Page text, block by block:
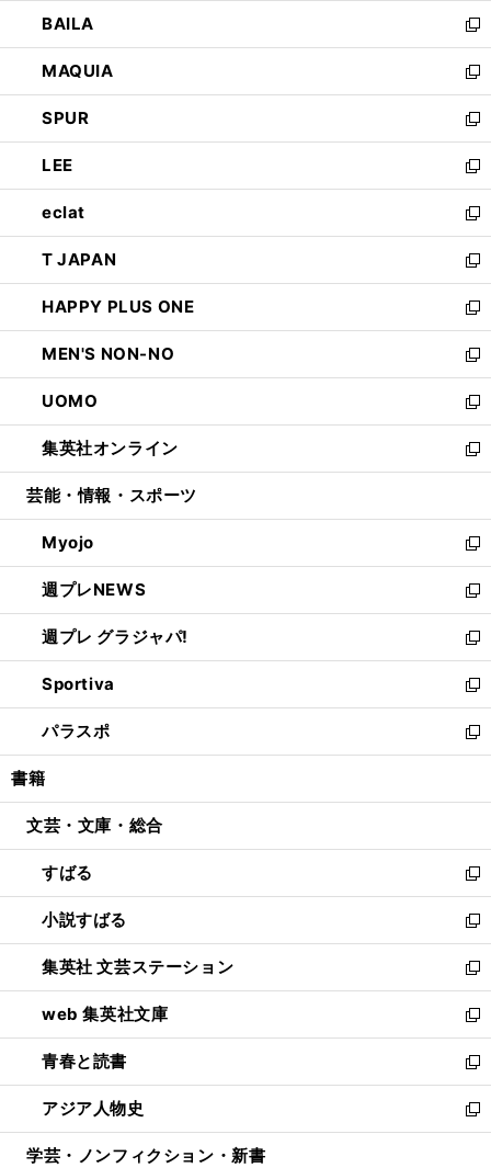
く
ィ
ン
ド
ウ
で
開
く
し
い
ウ
ィ
ン
ド
ウ
で
開
く
BAILA
新
し
い
ウ
ィ
ン
ド
ウ
で
開
く
MAQUIA
新
し
い
ウ
ィ
ン
ド
ウ
で
開
く
SPUR
新
し
い
ウ
ィ
ン
ド
ウ
で
開
く
LEE
新
し
い
ウ
ィ
ン
ド
ウ
で
開
く
eclat
新
し
い
ウ
ィ
ン
ド
ウ
で
開
く
T JAPAN
新
し
い
ウ
ィ
ン
ド
ウ
で
開
HAPPY PLUS ONE
新
し
い
ウ
ィ
ン
ド
ウ
開
く
MEN'S NON-NO
新
し
い
ウ
ィ
ン
ウ
で
開
く
UOMO
新
し
い
ウ
ン
ド
ウ
で
開
く
集英社オンライン
新
し
ウ
ィ
ン
ド
ウ
で
開
く
芸能・情報・スポーツ
Myojo
新
し
い
ウ
ィ
ン
ド
ウ
で
開
週プレNEWS
新
し
い
ウ
ィ
ン
ド
ウ
開
週プレ グラジャパ!
新
し
い
ウ
ィ
ン
ウ
開
く
Sportiva
新
し
い
ウ
ン
ウ
で
開
く
パラスポ
新
し
ウ
ン
ド
ウ
で
開
く
書籍
文芸・文庫・総合
すばる
新
し
い
ウ
ィ
ン
ド
ウ
で
開
く
小説すばる
新
し
い
ウ
ィ
ン
ド
ウ
で
開
集英社 文芸ステーション
新
し
い
ウ
ィ
ン
ド
ウ
web 集英社文庫
新
し
い
ウ
ィ
ン
青春と読書
新
し
い
ウ
アジア人物史
新
し
学芸・ノンフィクション・新書